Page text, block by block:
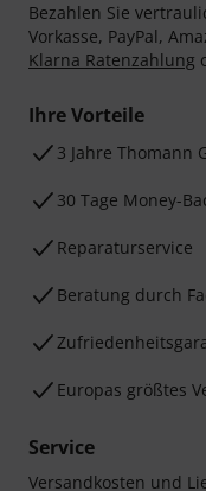
Bezahlen Sie
Vorkasse, PayPal,
Klarna Ratenzahlung
Ihre Vorteile
3 Jahre Thomann
30 Tage Money-
Reparaturservice
Beratung durch
Europas größtes
Service
Versandkosten und